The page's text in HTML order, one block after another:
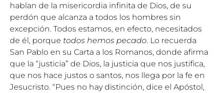
hablan de la misericordia infinita de Dios, de su
perdón que alcanza a todos los hombres sin
excepción. Todos estamos, en efecto, necesitados
de él, porque todos hemos pecado. Lo recuerda
San Pablo en su Carta a los Romanos, donde afirma
que la “justicia” de Dios, la justicia que nos justifica,
que nos hace justos o santos, nos llega por la fe en
Jesucristo. “Pues no hay distinción, dice el Apóstol,